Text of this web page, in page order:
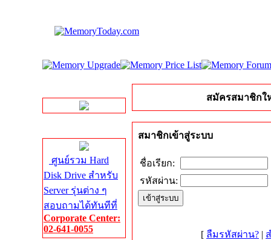
ศูนย์รวม Hard
Disk Drive สำหรับ
Server รุ่นต่าง ๆ
สอบถามได้ทันทีที่
Corporate Center:
02-641-0055
สมัครสมาชิกใ
สมาชิกเข้าสู่ระบบ
ชื่อเรียก:
รหัสผ่าน:
[ ลืมรหัสผ่าน? |